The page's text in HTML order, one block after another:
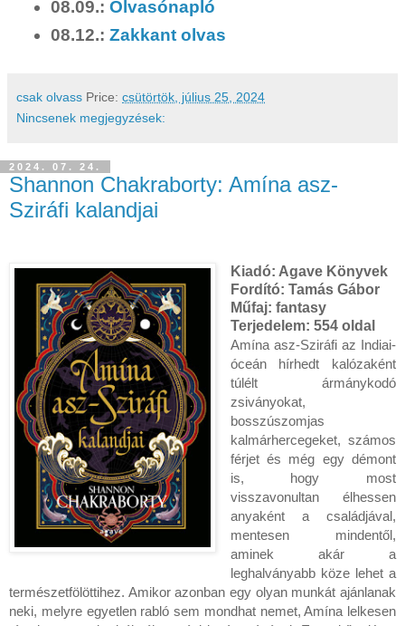
08.09.:Olvasónapló
08.12.:Zakkant olvas
csak olvass Price: csütörtök, július 25, 2024
Nincsenek megjegyzések:
2024. 07. 24.
Shannon Chakraborty: Amína asz-
Sziráfi kalandjai
Kiadó: Agave Könyvek
Fordító: Tamás Gábor
Műfaj: fantasy
Terjedelem: 554 oldal
Amína ​asz-Sziráfi az Indiai-
óceán hírhedt kalózaként
túlélt ármánykodó
zsiványokat,
bosszúszomjas
kalmárhercegeket, számos
férjet és még egy démont
is, hogy most
visszavonultan élhessen
anyaként a családjával,
mentesen mindentől,
aminek akár a
leghalványabb köze lehet a
természetfölöttihez. Amikor azonban egy olyan munkát ajánlanak
neki, melyre egyetlen rabló sem mondhat nemet, Amína lelkesen